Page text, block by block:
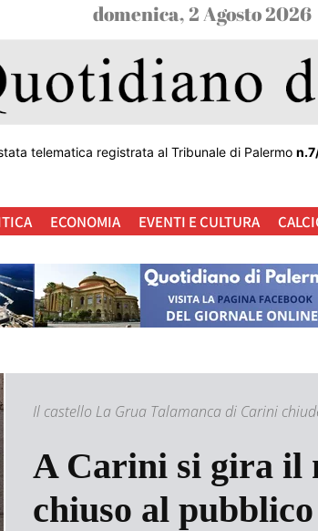
domenica, 2 Agosto 2026
telematica registrata al Tribunale di Palermo
ECONOMIA EVENTI E CULTURA
Il castello La Grua Talamanca di Carini
A Carini si gira il
chiuso al